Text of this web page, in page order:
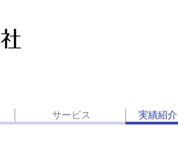
サービス 実績紹介